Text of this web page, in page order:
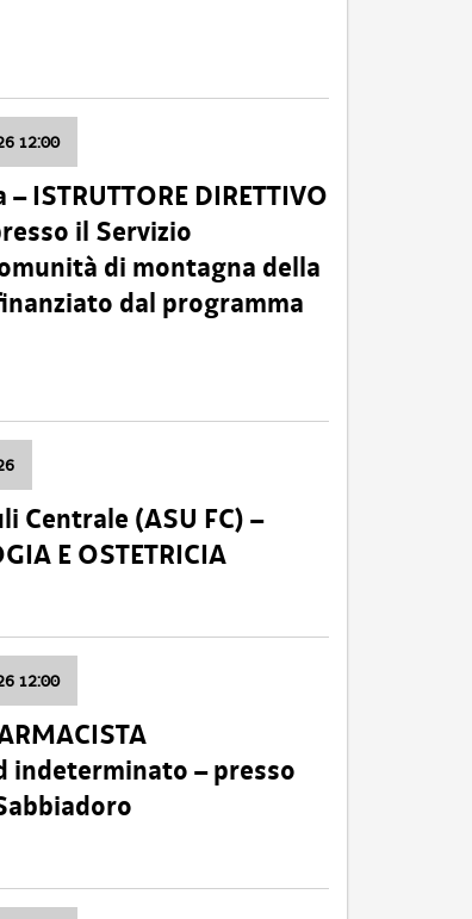
12:00
ISTRUTTORE DIRETTIVO
il Servizio
di montagna della
dal programma
Centrale (ASU FC) –
E OSTETRICIA
12:00
indeterminato – presso